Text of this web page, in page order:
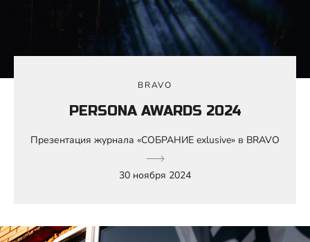
BRAVO
PERSONA AWARDS 2024
Презентация журнала «СОБРАНИЕ exlusive» в BRAVO
30 ноября 2024